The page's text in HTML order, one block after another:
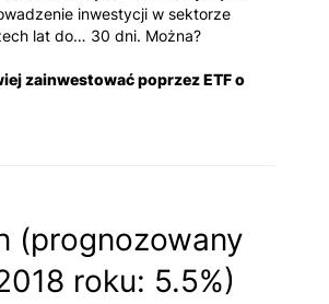
inwestycji w sektorze
lat do… 30 dni. Można?
zainwestować poprzez ETF o
(prognozowany
roku: 5.5%)